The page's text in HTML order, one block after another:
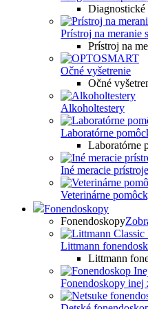
Prístroj na meranie
Prístroj na
Očné vyšetrenie
Očné
Alkoholtestery
Laboratórne
Laboratórne
Iné meracie prístroje
Veterinárne
Fonendoskopy
Fonendoskopy
Littmann
Littmann
Fonendoskopy inej